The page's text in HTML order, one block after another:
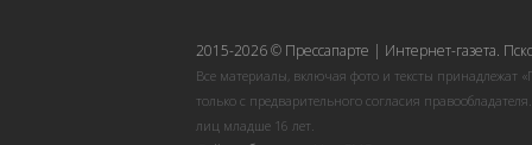
2015-2026 © Прессапарте | Интернет-газета.
Все материалы, включая фото и тексты принадлежат
только с предварительного согласия
лиц младше 16 лет.